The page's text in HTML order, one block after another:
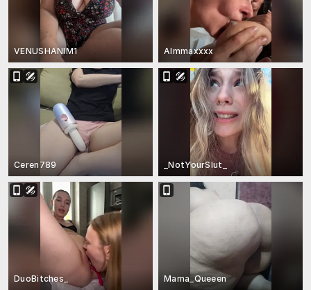
VENUSHANIM1 Almmaxxxx
Ceren789 _NotYourSlut_
DuoBitches_ Mama_Queeen